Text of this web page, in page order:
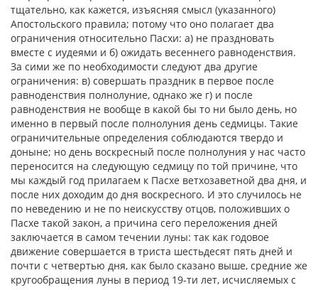
тщательно, как кажется, изъясняя смысл (указанного)
Апостольского правила; потому что оно полагает два
ограничения относительно Пасхи: а) не праздновать
вместе с иудеями и б) ожидать весеннего равноденствия.
За сими же по необходимости следуют два другие
ограничения: в) совершать праздник в первое после
равноденствия полнолуние, однако же г) и после
равноденствия не вообще в какой бы то ни было день, но
именно в первый после полнолуния день седмицы. Такие
ограничительные определения соблюдаются твердо и
доныне; но день воскресный после полнолуния у нас часто
переносится на следующую седмицу по той причине, что
мы каждый год прилагаем к Пасхе ветхозаветной два дня, и
после них доходим до дня воскресного. И это случилось не
по неведению и не по неискусству отцов, положивших о
Пасхе такой закон, а причина сего переложения дней
заключается в самом течении луны: так как годовое
движение совершается в триста шестьдесят пять дней и
почти с четвертью дня, как было сказано выше, средние же
кругообращения луны в период 19-ти лет, исчисляемых с